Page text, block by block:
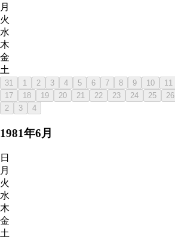
月
火
水
木
金
土
31 1 2 3 4 5 6 7 8 9 10 11
17
18 19 20 21 22 23 24 25 26
2
3 4
1981年6月
日
月
火
水
木
金
土